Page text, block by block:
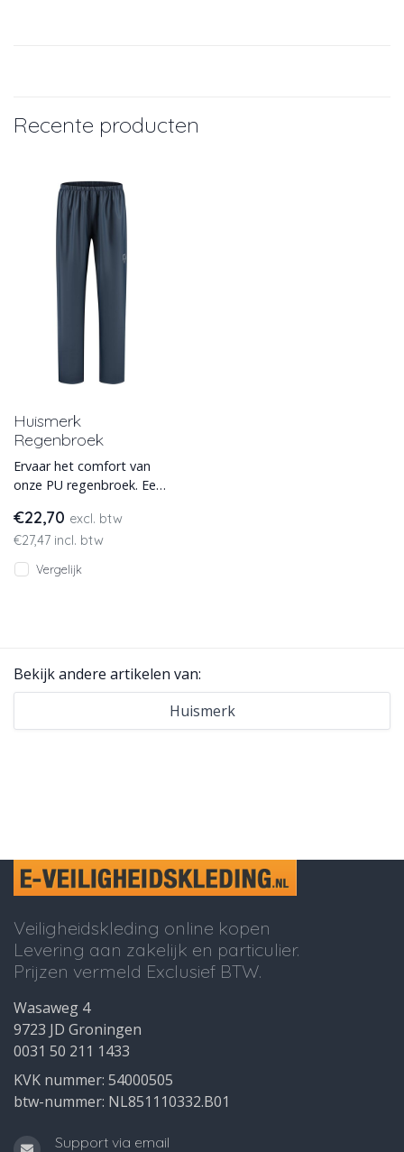
Recente producten
Huismerk
Regenbroek
Ervaar het comfort van
onze PU regenbroek. Een
broek met lichte stretch
die per
€22,70 excl. btw
€27,47 incl. btw
Vergelijk
Bekijk andere artikelen van:
Huismerk
Veiligheidskleding online kopen
Levering aan zakelijk en particulier.
Prijzen vermeld Exclusief BTW.
Wasaweg 4
9723 JD Groningen
0031 50 211 1433
KVK nummer: 54000505
btw-nummer: NL851110332.B01
Support via email